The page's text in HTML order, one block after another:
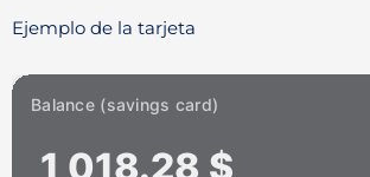
Ejemplo de la tarjeta